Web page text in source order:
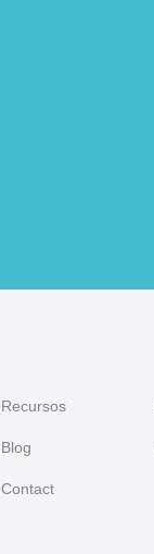
Recursos
Blog
Contact